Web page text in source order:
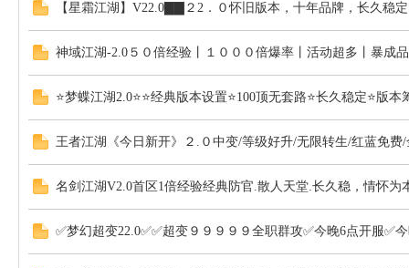
【星霜江湖】V22.0▇▇２2．０怀旧版本，十年品牌，长久
神域江湖-2.0５０倍经验丨１０００倍爆率丨活动超多丨暴成品
⭐梦蝶江湖2.0⭐⭐经典版本设置⭐100顶无套路⭐长久稳定⭐版本
王者江湖《今日新开》２.０中变/等级好升/无限转生/红蓝免费
名剑江湖V2.0首区1倍经验经典防官.散人天堂.长久稳，情怀为
✅梦幻超变22.0✅✅超变９９９９９全职群攻✅今晚6点开服✅